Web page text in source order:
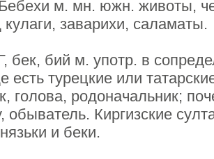
м. мн. южн. животы,
заварихи, саламаты.
бек, бий м. употр. в
есть турецкие или
голова, родоначальник;
обыватель. Киргизские
и беки.